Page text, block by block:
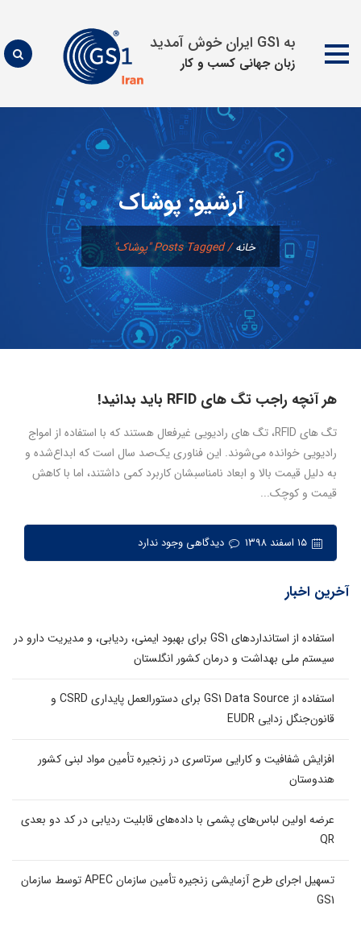
به GS1 ایران خوش آمدید
زبان جهانی كسب و كار
محتوا
آرشیو:پوشاک
خانه/Posts Tagged "پوشاک"
هر آنچه راجب تگ های RFID باید بدانید!
تگ های RFID، تگ های رادیویی غیرفعال هستند که با استفاده از امواج
رادیویی خوانده می‌شوند. این فناوری یک‌صد سال است که ابداع‌شده و
به دلیل قیمت بالا و ابعاد نامناسبشان کاربرد کمی داشتند، اما با کاهش
قیمت و کوچک...
۱۵ اسفند ۱۳۹۸ دیدگاهی وجود ندارد
آخرین اخبار
استفاده از استانداردهای GS1 برای بهبود ایمنی، ردیابی، و مدیریت دارو در
سیستم ملی بهداشت و درمان کشور انگلستان
استفاده از GS1 Data Source برای دستورالعمل پایداری CSRD و
قانون‌جنگل زدایی EUDR
افزایش شفافیت و کارایی سرتاسری در زنجیره تأمین مواد لبنی کشور
هندوستان
عرضه اولین لباس‌های پشمی با داده‌های قابلیت ردیابی در کد دو بعدی
QR
تسهیل اجرای طرح آزمایشی زنجیره تأمین سازمان APEC توسط سازمان
GS1